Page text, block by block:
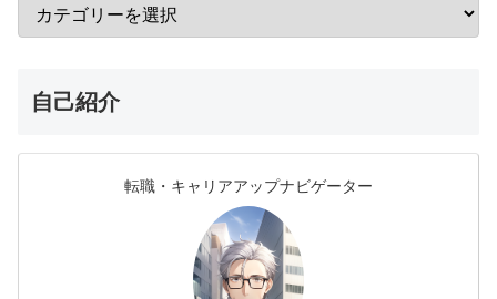
自己紹介
転職・キャリアアップナビゲーター